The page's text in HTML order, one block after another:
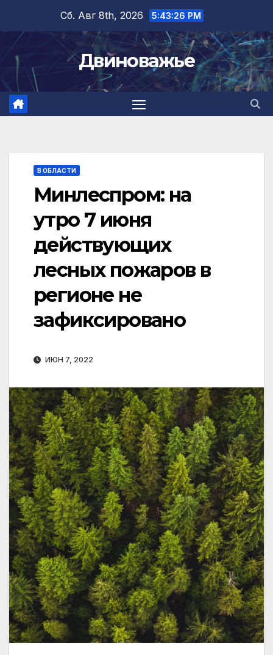
содержимому
Сб. Авг 8th, 2026 5:43:27 PM
Двиноважье
В ОБЛАСТИ
Минлеспром: на
утро 7 июня
действующих
лесных пожаров в
регионе не
зафиксировано
ИЮН 7, 2022